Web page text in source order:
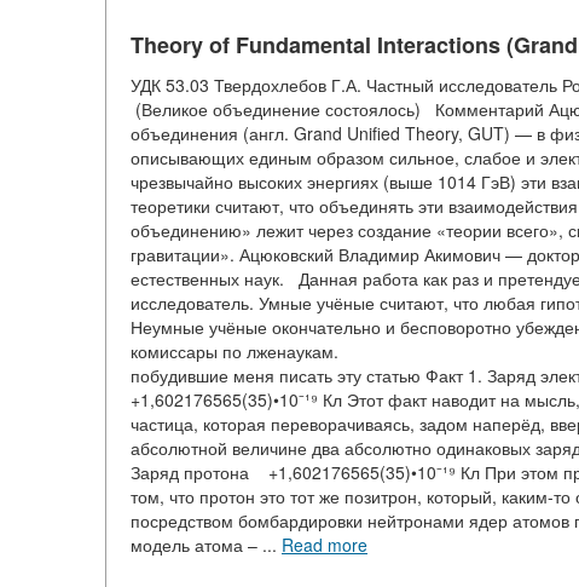
Theory of Fundamental Interactions
УДК 53.03 Твердохлебов Г.А. Частный исследователь
(Великое объединение состоялось) Комментарий
объединения (англ. Grand Unified Theory, GUT) — в
описывающих единым образом сильное, слабое и
чрезвычайно высоких энергиях (выше 1014 ГэВ) эти
теоретики считают, что объединять эти
объединению» лежит через создание «теории всего»,
гравитации». Ацюковский Владимир Акимович —
естественных наук. Данная работа как раз и
исследователь. Умные учёные считают, что любая
Неумные учёные окончательно и бесповоротно
комиссары по лженаукам. Народная
побудившие меня писать эту статью Факт 1. Заряд
+1,602176565(35)•10⁻¹⁹ Кл Этот факт наводит на
частица, которая переворачиваясь, задом наперёд,
абсолютной величине два абсолютно одинаковых
Заряд протона +1,602176565(35)•10⁻¹⁹ Кл При этом
том, что протон это тот же позитрон, который, каким-
посредством бомбардировки нейтронами ядер
модель атома – ... Read more